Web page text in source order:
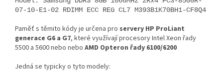
07-10-E1-02 RDIMM ECC REG CL7 M393B1K70BH1-CF8Q4
Paměť s těmito kódy je určena pro servery HP ProLiant
generace G6 a G7, které využívají procesory Intel Xeon řady
5500 a 5600 nebo nebo AMD Opteron řady 6100/6200
Jedná se typicky o tyto modely: